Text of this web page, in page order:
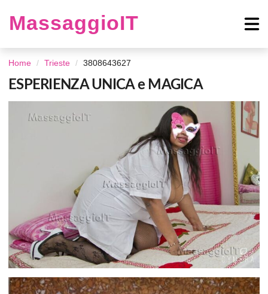
MassaggioIT
Home Trieste 3808643627
ESPERIENZA UNICA e MAGICA